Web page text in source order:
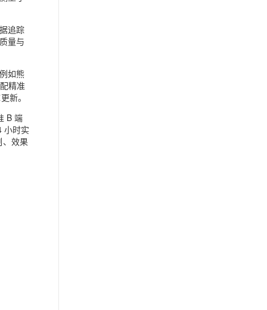
追踪
量与
如熊
精准
新。
B 端
小时实
、效果